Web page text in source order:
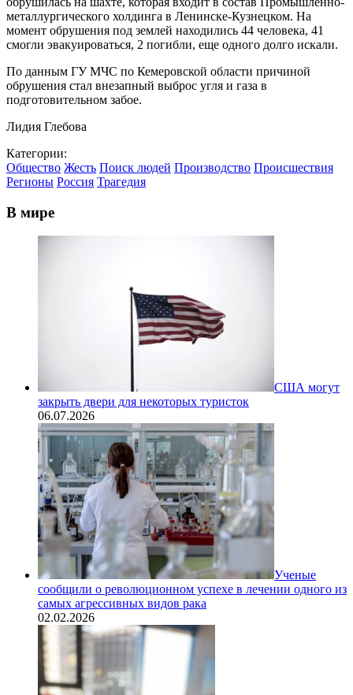
металлургического холдинга в Ленинске-Кузнецком. На
момент обрушения под землей находились 44 человека, 41
смогли эвакуироваться, 2 погибли, еще одного долго искали.
По данным ГУ МЧС по Кемеровской области причиной
обрушения стал внезапный выброс угля и газа в
подготовительном забое.
Лидия Глебова
Категории:
Общество Жесть Поиск людей Производство Происшествия
Регионы Россия Трагедия
В мире
США могут
закрыть двери для некоторых туристок
06.07.2026
Ученые
сообщили о революционном успехе в лечении одного из
самых агрессивных видов рака
02.02.2026